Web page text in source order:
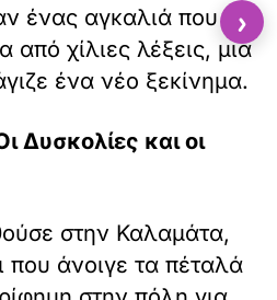
ένας αγκαλιά που
από χίλιες λέξεις, μια
ένα νέο ξεκίνημα.
Δυσκολίες και οι
στην Καλαμάτα,
άνοιγε τα πέταλά
›